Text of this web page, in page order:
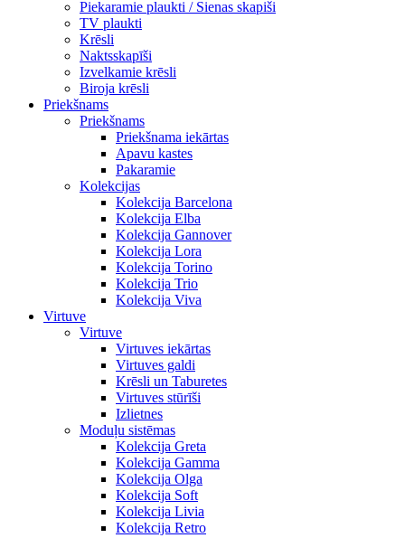
Piekaramie plaukti / Sienas skapiši
TV plaukti
Krēsli
Naktsskapīši
Izvelkamie krēsli
Biroja krēsli
Priekšnams
Priekšnams
Priekšnama iekārtas
Apavu kastes
Pakaramie
Kolekcijas
Kolekcija Barcelona
Kolekcija Elba
Kolekcija Gannover
Kolekcija Lora
Kolekcija Torino
Kolekcija Trio
Kolekcija Viva
Virtuve
Virtuve
Virtuves iekārtas
Virtuves galdi
Krēsli un Taburetes
Virtuves stūrīši
Izlietnes
Moduļu sistēmas
Kolekcija Greta
Kolekcija Gamma
Kolekcija Olga
Kolekcija Soft
Kolekcija Livia
Kolekcija Retro